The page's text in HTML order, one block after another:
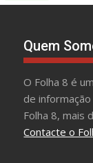
Quem
O Folha 8 é
de
Folha 8, mais
Contacte o